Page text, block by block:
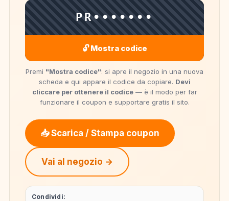
PR•••••••
🔓 Mostra codice
Premi "Mostra codice": si apre il negozio in una nuova
scheda e qui appare il codice da copiare. Devi
cliccare per ottenere il codice— è il modo per far
funzionare il coupon e supportare gratis il sito.
📥 Scarica / Stampa coupon
Vai al negozio →
Condividi: